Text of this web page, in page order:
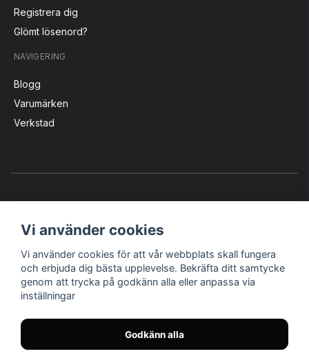
Registrera dig
Glömt lösenord?
NAVIGERING
Blogg
Varumärken
Verkstad
© Nilssons MC - Allt för dig & din MC
Instagram Facebook YouTube
Vi använder cookies
Vi använder cookies för att vår webbplats skall fungera
och erbjuda dig bästa upplevelse. Bekräfta ditt samtycke
genom att trycka på godkänn alla eller anpassa via
inställningar
Godkänn alla